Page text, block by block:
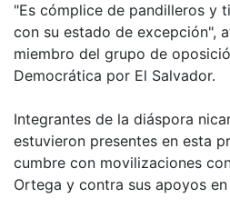
"Es cómplice de pandilleros y
con su estado de excepción",
miembro del grupo de
Democrática por El Salvador.
Integrantes de la diáspora
estuvieron presentes en esta
cumbre con movilizaciones
Ortega y contra sus apoyos